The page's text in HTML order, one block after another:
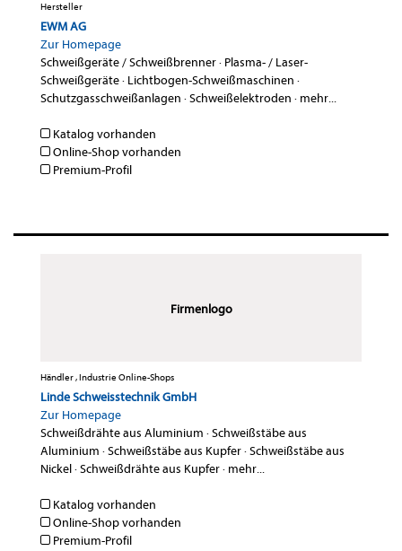
Hersteller
EWM AG
Zur Homepage
Schweißgeräte / Schweißbrenner· Plasma- / Laser-
Schweißgeräte· Lichtbogen-Schweißmaschinen ·
Schutzgasschweißanlagen ·Schweißelektroden · mehr...
Katalog vorhanden
Online-Shop vorhanden
Premium-Profil
Firmenlogo
Händler , Industrie Online-Shops
Linde Schweisstechnik GmbH
Zur Homepage
Schweißdrähte aus Aluminium ·Schweißstäbe aus
Aluminium ·Schweißstäbe aus Kupfer·Schweißstäbe aus
Nickel·Schweißdrähte aus Kupfer· mehr...
Katalog vorhanden
Online-Shop vorhanden
Premium-Profil